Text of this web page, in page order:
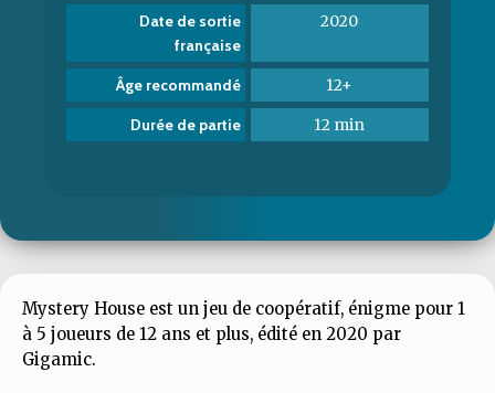
Date de sortie
française
2020
Âge recommandé 12+
Durée de partie 12 min
Mystery House est un jeu de coopératif, énigme pour 1
à 5 joueurs de 12 ans et plus, édité en 2020 par
Gigamic.